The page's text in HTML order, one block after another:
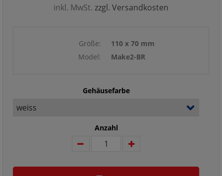
inkl. MwSt. zzgl. Versandkosten
Größe:
110 x 70 mm
Model:
Make2-BR
Gehäusefarbe
Anzahl